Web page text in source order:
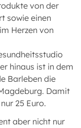
von der
sowie einen
Herzen von
hinaus ist in dem
Barleben die
Damit
25 Euro.
aber nicht nur